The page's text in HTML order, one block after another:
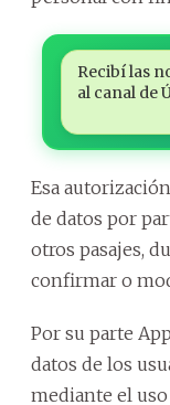
Recibí las
al canal de
Esa
de datos por
otros pasajes,
confirmar o
Por su parte
datos de los
mediante el